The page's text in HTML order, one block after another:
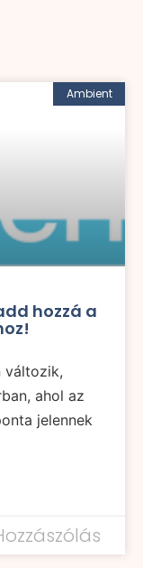
Ambient
hozzá a
változik,
ahol az
jelennek